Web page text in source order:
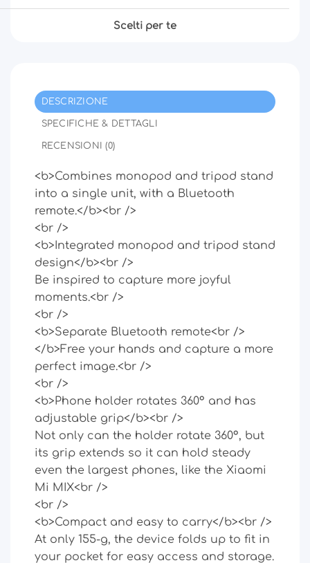
Scelti per te
DESCRIZIONE
SPECIFICHE & DETTAGLI
RECENSIONI (0)
<b>Combines monopod and tripod stand
into a single unit, with a Bluetooth
remote.</b><br />
<br />
<b>Integrated monopod and tripod stand
design</b><br />
Be inspired to capture more joyful
moments.<br />
<br />
<b>Separate Bluetooth remote<br />
</b>Free your hands and capture a more
perfect image.<br />
<br />
<b>Phone holder rotates 360° and has
adjustable grip</b><br />
Not only can the holder rotate 360°, but
its grip extends so it can hold steady
even the largest phones, like the Xiaomi
Mi MIX<br />
<br />
<b>Compact and easy to carry</b><br />
At only 155-g, the device folds up to fit in
your pocket for easy access and storage.